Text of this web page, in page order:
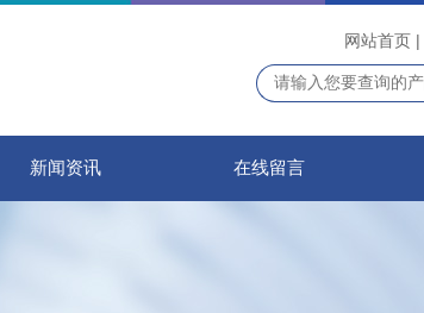
网站首页 |
新闻资讯 在线留言